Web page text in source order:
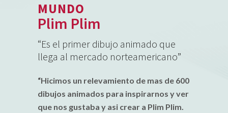
MUNDO
Plim Plim
“Es el primer dibujo animado que
llega al mercado norteamericano”
“Hicimos un relevamiento de mas de 600
dibujos animados para inspirarnos y ver
que nos gustaba y asi crear a Plim Plim.